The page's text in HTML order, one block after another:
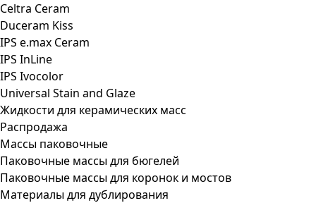
Celtra Ceram
Duceram Kiss
IPS e.max Ceram
IPS InLine
IPS Ivocolor
Universal Stain and Glaze
Жидкости для керамических масс
Распродажа
Массы паковочные
Паковочные массы для бюгелей
Паковочные массы для коронок и мостов
Материалы для дублирования